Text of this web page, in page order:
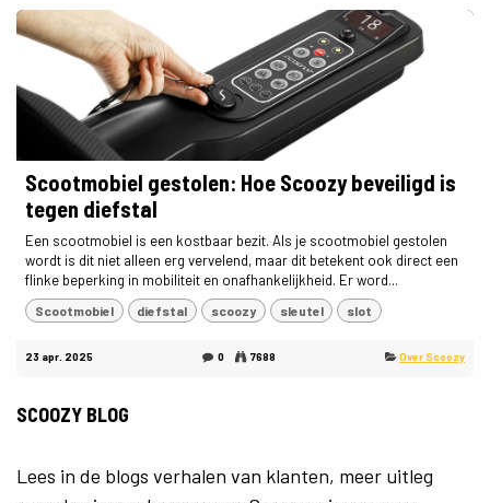
Scootmobiel gestolen: Hoe Scoozy beveiligd is
tegen diefstal
Een scootmobiel is een kostbaar bezit. Als je scootmobiel gestolen
wordt is dit niet alleen erg vervelend, maar dit betekent ook direct een
flinke beperking in mobiliteit en onafhankelijkheid. Er word...
Scootmobiel diefstal scoozy sleutel slot
23 apr. 2025 0 7688 Over Scoozy
SCOOZY BLOG
Lees in de blogs verhalen van klanten, meer uitleg